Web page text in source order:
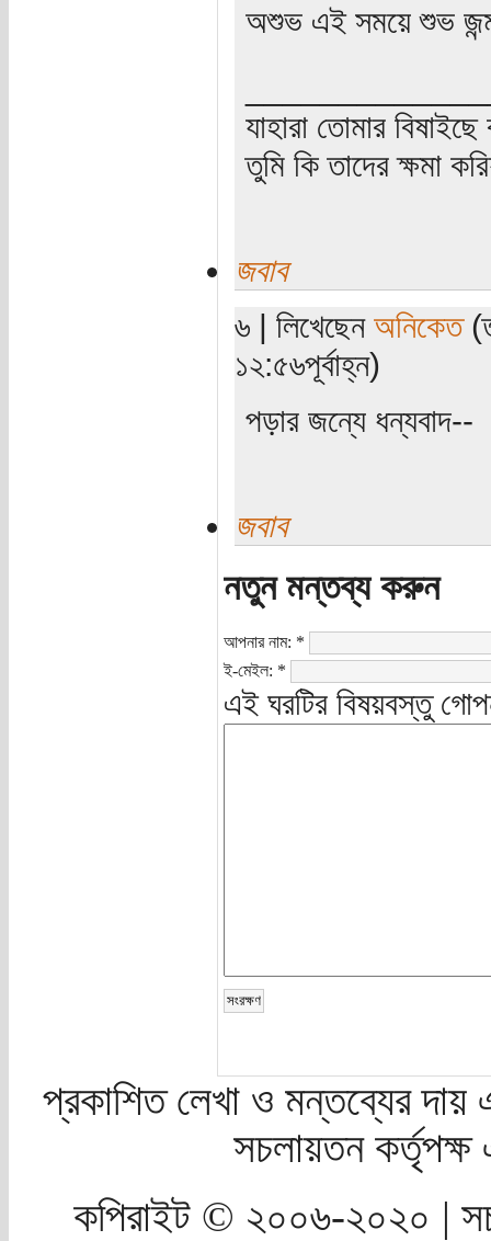
অশুভ এই সময়ে শুভ
যাহারা তোমার
তুমি কি তাদের ক্ষমা
জবাব
৬ | লিখেছেন অনিকেত
১২:৫৬পূর্বাহ্ন)
পড়ার জন্যে ধন্যবাদ--
জবাব
নতুন মন্তব্য করুন
আপনার নাম: *
ই-মেইল: *
এই ঘরটির বিষয়বস্তু
প্রকাশিত লেখা ও মন্তব্যের দায়
সচলায়তন
কপিরাইট © ২০০৬-২০২০ |